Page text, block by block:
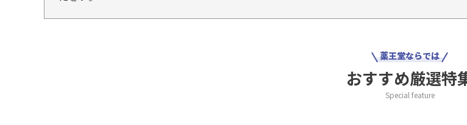
薬王堂ならでは
おすすめ厳選特
Special feature